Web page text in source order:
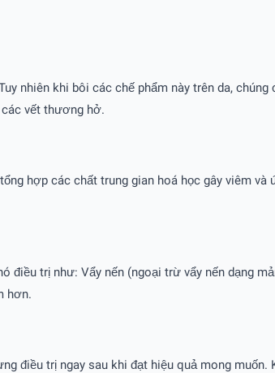
nhiên khi bôi các chế phẩm này trên da,
các vết thương hở.
hợp các chất trung gian hoá học gây viêm
trị như: Vẩy nến (ngoại trừ vẩy nến dạng
hơn.
điều trị ngay sau khi đạt hiệu quả mong